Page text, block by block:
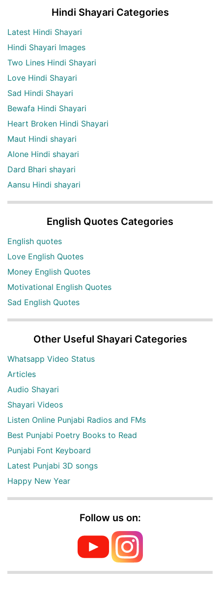
Hindi Shayari Categories
Latest Hindi Shayari
Hindi Shayari Images
Two Lines Hindi Shayari
Love Hindi Shayari
Sad Hindi Shayari
Bewafa Hindi Shayari
Heart Broken Hindi Shayari
Maut Hindi shayari
Alone Hindi shayari
Dard Bhari shayari
Aansu Hindi shayari
English Quotes Categories
English quotes
Love English Quotes
Money English Quotes
Motivational English Quotes
Sad English Quotes
Other Useful Shayari Categories
Whatsapp Video Status
Articles
Audio Shayari
Shayari Videos
Listen Online Punjabi Radios and FMs
Best Punjabi Poetry Books to Read
Punjabi Font Keyboard
Latest Punjabi 3D songs
Happy New Year
Follow us on: